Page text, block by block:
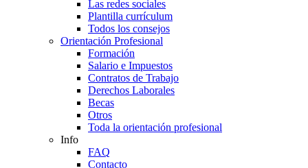
Las redes sociales
Plantilla currículum
Todos los consejos
Orientación Profesional
Formación
Salario e Impuestos
Contratos de Trabajo
Derechos Laborales
Becas
Otros
Toda la orientación profesional
Info
FAQ
Contacto